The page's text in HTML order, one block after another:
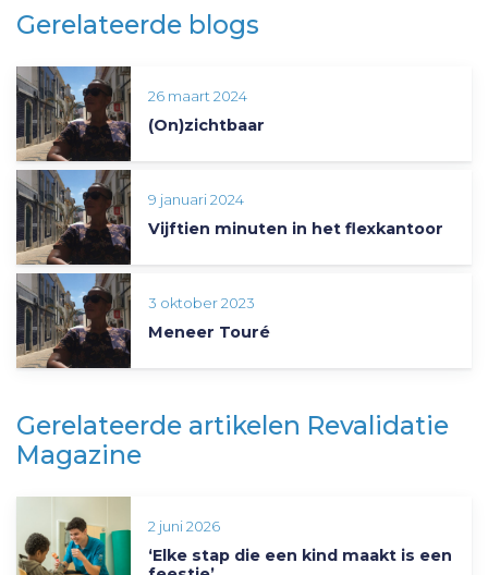
Gerelateerde blogs
26 maart 2024
(On)zichtbaar
9 januari 2024
Vijftien minuten in het flexkantoor
3 oktober 2023
Meneer Touré
Gerelateerde artikelen Revalidatie
Magazine
2 juni 2026
‘Elke stap die een kind maakt is een